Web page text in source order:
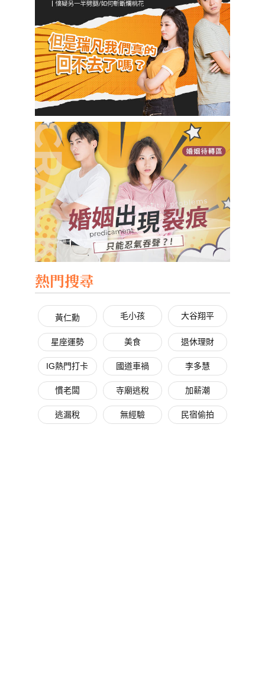
熱門搜尋
黃仁勳 毛小孩 大谷翔平
星座運勢 美食 退休理財
IG熱門打卡 國道車禍 李多慧
慣老闆 寺廟逃稅 加薪潮
逃漏稅 無經驗 民宿偷拍